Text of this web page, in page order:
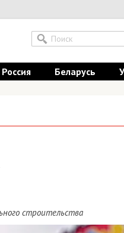
Россия Беларусь
строительства